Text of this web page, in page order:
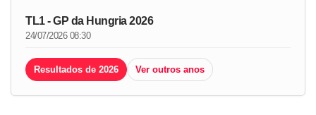
TL1 - GP da Hungria 2026
24/07/2026 08:30
Resultados de 2026 Ver outros anos